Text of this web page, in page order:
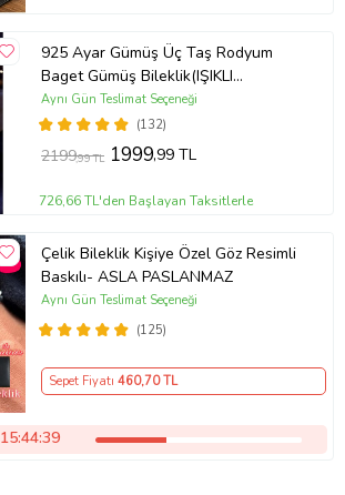
925 Ayar Gümüş Üç Taş Rodyum
Baget Gümüş Bileklik(IŞIKLI
KUTULU)
(132)
Aynı Gün Teslimat Seçeneği
2199,99 TL 1999,99 TL
726,66 TL'den Başlayan Taksitlerle
Çelik Bileklik Kişiye Özel Göz Resimli
Baskılı- ASLA PASLANMAZ
(125)
Aynı Gün Teslimat Seçeneği
Sepet Fiyatı 460,70 TL
15:44:38